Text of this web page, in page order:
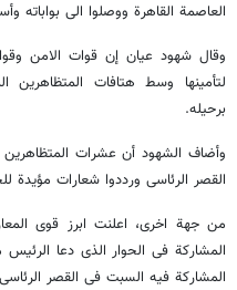
العاصمة القاهرة ووصلوا الى بواباته
وقال شهود عیان إن قوات الامن
لتأمینها وسط هتافات
برحیله.
وأضاف الشهود أن عشرات المتظاهرین
القصر الرئاسی ورددوا شعارات مؤیدة
من جهة اخرى، اعلنت ابرز قوى
المشارکة فی الحوار الذی دعا
المشارکة فیه السبت فی القصر